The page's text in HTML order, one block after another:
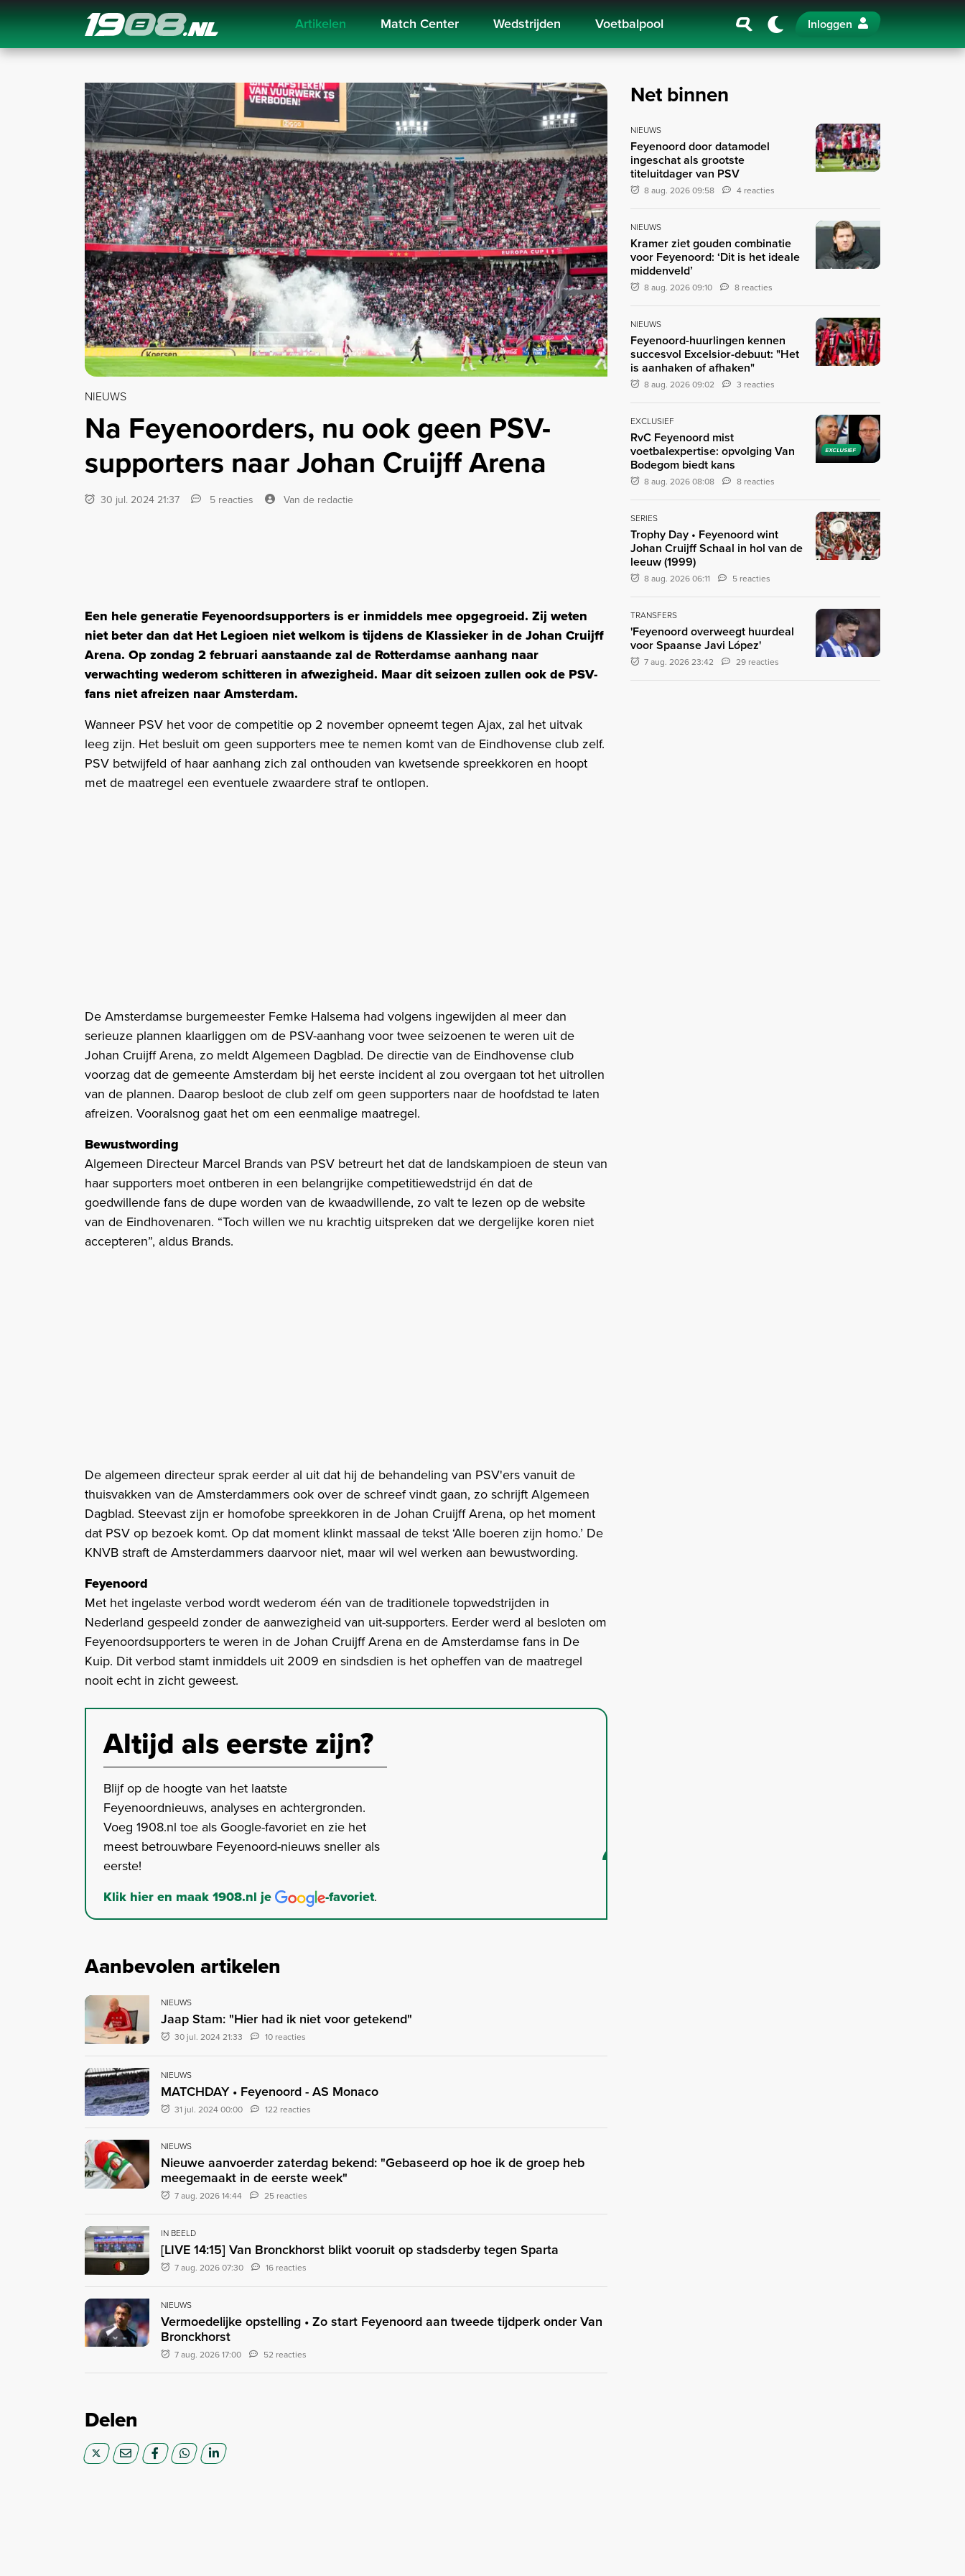
Navigation Artikelen Match Center Wedstrijden Voetbalpool Inloggen
NIEUWS
Na Feyenoorders, nu ook geen PSV-
supporters naar Johan Cruijff Arena
30 jul. 2024 21:37 5 reacties Van de redactie
Een hele generatie Feyenoordsupporters is er inmiddels mee opgegroeid. Zij weten
niet beter dan dat Het Legioen niet welkom is tijdens de Klassieker in de Johan Cruijff
Arena. Op zondag 2 februari aanstaande zal de Rotterdamse aanhang naar
verwachting wederom schitteren in afwezigheid. Maar dit seizoen zullen ook de PSV-
fans niet afreizen naar Amsterdam.
Wanneer PSV het voor de competitie op 2 november opneemt tegen Ajax, zal het uitvak
leeg zijn. Het besluit om geen supporters mee te nemen komt van de Eindhovense club zelf.
PSV betwijfeld of haar aanhang zich zal onthouden van kwetsende spreekkoren en hoopt
met de maatregel een eventuele zwaardere straf te ontlopen.
De Amsterdamse burgemeester Femke Halsema had volgens ingewijden al meer dan
serieuze plannen klaarliggen om de PSV-aanhang voor twee seizoenen te weren uit de
Johan Cruijff Arena, zo meldt Algemeen Dagblad. De directie van de Eindhovense club
voorzag dat de gemeente Amsterdam bij het eerste incident al zou overgaan tot het uitrollen
van de plannen. Daarop besloot de club zelf om geen supporters naar de hoofdstad te laten
afreizen. Vooralsnog gaat het om een eenmalige maatregel.
Bewustwording
Algemeen Directeur Marcel Brands van PSV betreurt het dat de landskampioen de steun van
haar supporters moet ontberen in een belangrijke competitiewedstrijd én dat de
goedwillende fans de dupe worden van de kwaadwillende, zo valt te lezen op de website
van de Eindhovenaren. “Toch willen we nu krachtig uitspreken dat we dergelijke koren niet
accepteren”, aldus Brands.
De algemeen directeur sprak eerder al uit dat hij de behandeling van PSV'ers vanuit de
thuisvakken van de Amsterdammers ook over de schreef vindt gaan, zo schrijft Algemeen
Dagblad. Steevast zijn er homofobe spreekkoren in de Johan Cruijff Arena, op het moment
dat PSV op bezoek komt. Op dat moment klinkt massaal de tekst ‘Alle boeren zijn homo.’ De
KNVB straft de Amsterdammers daarvoor niet, maar wil wel werken aan bewustwording.
Feyenoord
Met het ingelaste verbod wordt wederom één van de traditionele topwedstrijden in
Nederland gespeeld zonder de aanwezigheid van uit-supporters. Eerder werd al besloten om
Feyenoordsupporters te weren in de Johan Cruijff Arena en de Amsterdamse fans in De
Kuip. Dit verbod stamt inmiddels uit 2009 en sindsdien is het opheffen van de maatregel
nooit echt in zicht geweest.
Altijd als eerste zijn?
Blijf op de hoogte van het laatste
Feyenoordnieuws, analyses en achtergronden.
Voeg 1908.nl toe als Google-favoriet en zie het
meest betrouwbare Feyenoord-nieuws sneller als
eerste!
Klik hier en maak 1908.nl je
-favoriet.
Aanbevolen artikelen
NIEUWS
Jaap Stam: "Hier had ik niet voor getekend"
30 jul. 2024 21:33 10 reacties
NIEUWS
MATCHDAY • Feyenoord - AS Monaco
31 jul. 2024 00:00 122 reacties
NIEUWS
Nieuwe aanvoerder zaterdag bekend: "Gebaseerd op hoe ik de groep heb
meegemaakt in de eerste week"
7 aug. 2026 14:44 25 reacties
IN BEELD
[LIVE 14:15] Van Bronckhorst blikt vooruit op stadsderby tegen Sparta
7 aug. 2026 07:30 16 reacties
NIEUWS
Vermoedelijke opstelling • Zo start Feyenoord aan tweede tijdperk onder Van
Bronckhorst
7 aug. 2026 17:00 52 reacties
Delen
Net binnen
NIEUWS
Feyenoord door datamodel
ingeschat als grootste
titeluitdager van PSV
8 aug. 2026 09:58 4 reacties
NIEUWS
Kramer ziet gouden combinatie
voor Feyenoord: ‘Dit is het ideale
middenveld’
8 aug. 2026 09:10 8 reacties
NIEUWS
Feyenoord-huurlingen kennen
succesvol Excelsior-debuut: "Het
is aanhaken of afhaken"
8 aug. 2026 09:02 3 reacties
EXCLUSIEF
EXCLUSIEF
RvC Feyenoord mist
voetbalexpertise: opvolging Van
Bodegom biedt kans
8 aug. 2026 08:08 8 reacties
SERIES
Trophy Day • Feyenoord wint
Johan Cruijff Schaal in hol van de
leeuw (1999)
8 aug. 2026 06:11 5 reacties
TRANSFERS
'Feyenoord overweegt huurdeal
voor Spaanse Javi López'
7 aug. 2026 23:42 29 reacties